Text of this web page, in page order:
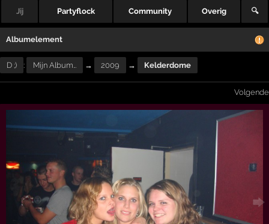
Jij Partyflock Community Overig 🔍
Albumelement
D ;) : Mijn Album… → 2009 → Kelderdome
Volgende